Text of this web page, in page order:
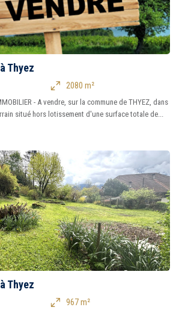
Thyez
2080 m²
- A vendre, sur la commune de THYEZ, dans
situé hors lotissement d'une surface totale de...
Thyez
967 m²